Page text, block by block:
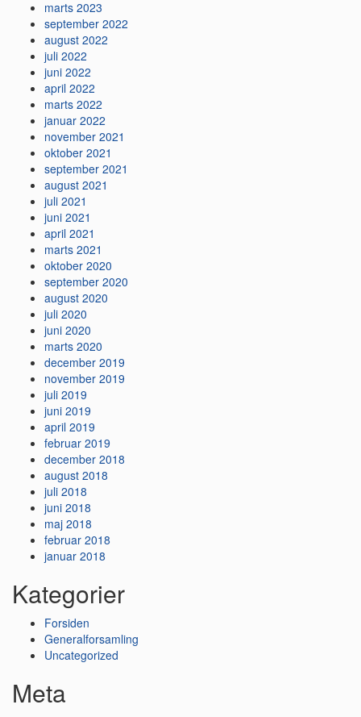
marts 2023
september 2022
august 2022
juli 2022
juni 2022
april 2022
marts 2022
januar 2022
november 2021
oktober 2021
september 2021
august 2021
juli 2021
juni 2021
april 2021
marts 2021
oktober 2020
september 2020
august 2020
juli 2020
juni 2020
marts 2020
december 2019
november 2019
juli 2019
juni 2019
april 2019
februar 2019
december 2018
august 2018
juli 2018
juni 2018
maj 2018
februar 2018
januar 2018
Kategorier
Forsiden
Generalforsamling
Uncategorized
Meta